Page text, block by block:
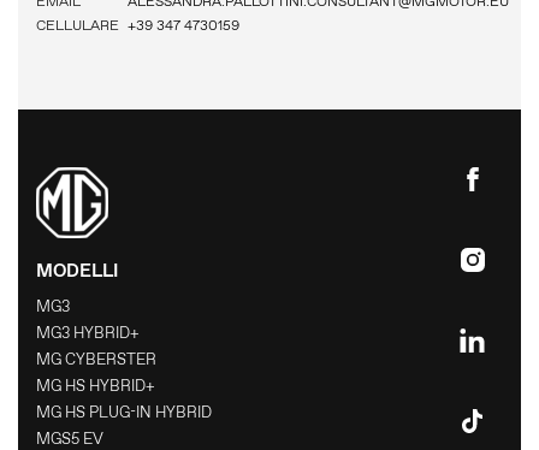
CELLULARE +39 347 4730159
MODELLI
MG3
MG3 HYBRID+
MG CYBERSTER
MG HS HYBRID+
MG HS PLUG-IN HYBRID
MGS5 EV